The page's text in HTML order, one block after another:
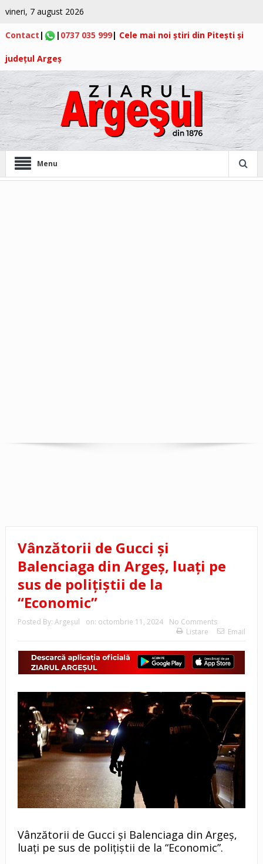
vineri, 7 august 2026
Contact | | 0737 035 999| Cele mai noi știri din Pitești și
județul Argeș
Menu
Vânzătorii de Gucci și
Balenciaga din Argeș, luați pe
sus de polițiștii de la
“Economic”
Posted By: Argeşul on: octombrie 11, 2024
No Comments
Listare
Email
Vânzătorii de Gucci și Balenciaga din Argeș,
luați pe sus de polițiștii de la “Economic”.